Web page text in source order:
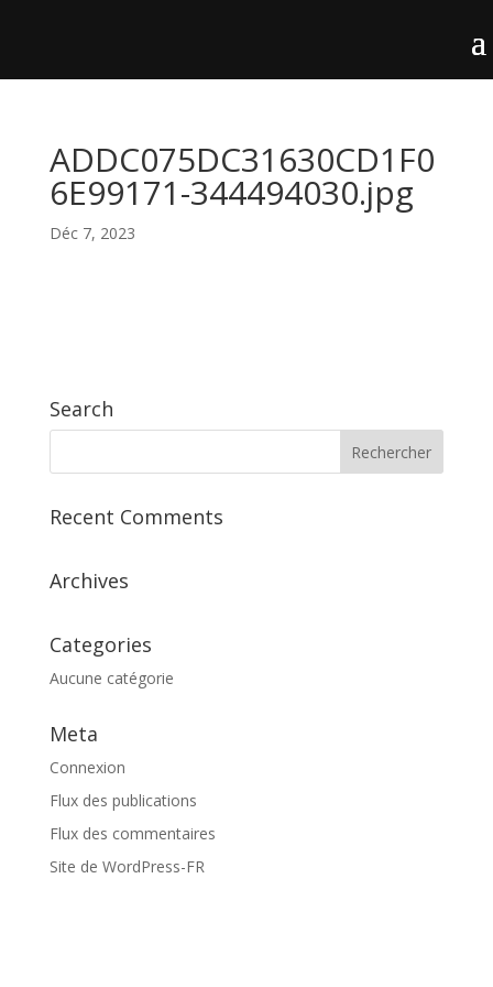
ADDC075DC31630CD1F0
6E99171-344494030.jpg
Déc 7, 2023
Search
Recent Comments
Archives
Categories
Aucune catégorie
Meta
Connexion
Flux des publications
Flux des commentaires
Site de WordPress-FR